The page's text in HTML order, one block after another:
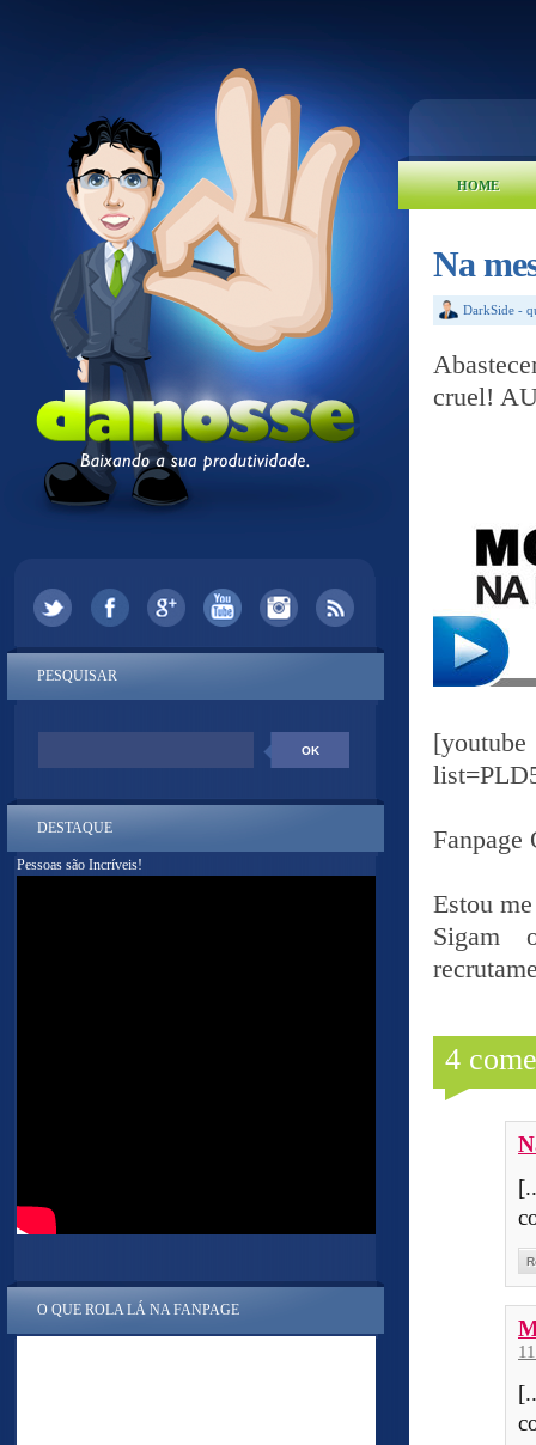
HOME
Na
DarkSide -
cruel!
Estou
4
PESQUISAR
DESTAQUE
Pessoas são Incríveis!
O QUE ROLA LÁ NA FANPAGE